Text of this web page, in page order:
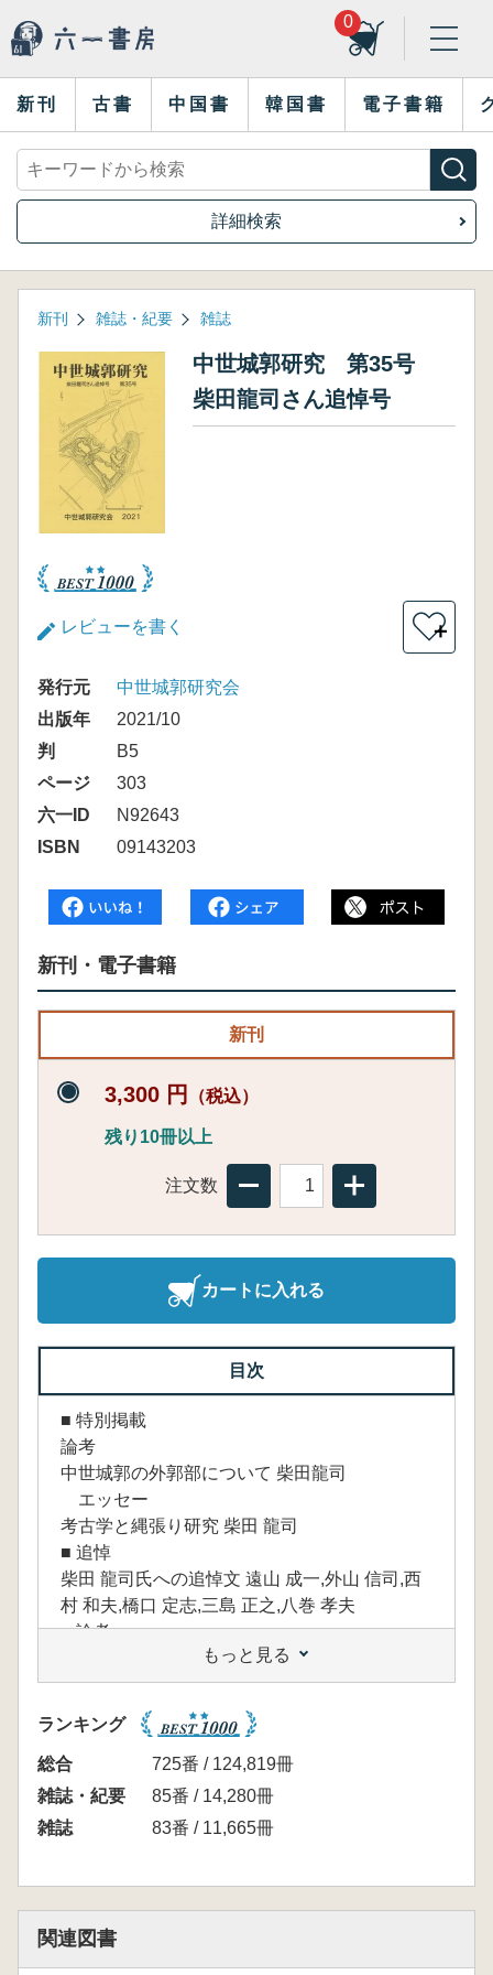
0
新刊 古書 中国書 韓国書 電子書籍
詳細検索
新刊 雑誌・紀要 雑誌
中世城郭研究 第35号
柴田龍司さん追悼号
レビューを書く ＋
発行元
中世城郭研究会
出版年
2021/10
判
B5
ページ
303
六一ID
N92643
ISBN
09143203
新刊・電子書籍
新刊
3,300 円 （税込）
残り10冊以上
注文数
カートに入れる
目次
■ 特別掲載
論考
中世城郭の外郭部について 柴田龍司
エッセー
考古学と縄張り研究 柴田 龍司
■ 追悼
柴田 龍司氏への追悼文 遠山 成一,外山 信司,西
村 和夫,橋口 定志,三島 正之,八巻 孝夫
■ 論考
岡山県井原市高屋の城館群 : 永禄十二年の藤
井・毛利方の交戦に関して 和田 剛
奈良県下における城郭利用が考えられる古墳に
ついて : 奈良盆地を中心に 髙田 徹
練馬城(東京都)の過去・現在・未来 : 練馬城の
未来像を考える 八巻 孝夫
北信地域をめぐる武田・上杉氏の攻防 : 長野県
と烟田氏の城郭を検討して 木地谷 了一
もっと見る
ランキング
総合
725番 / 124,819冊
雑誌・紀要
85番 / 14,280冊
雑誌
83番 / 11,665冊
関連図書